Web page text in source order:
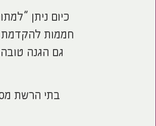
כיום ניתן
חממות להקדמת
גם הגנה
בתי הרשת